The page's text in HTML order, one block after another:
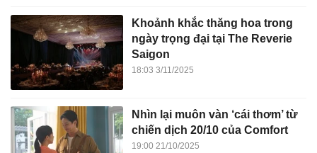
Khoảnh khắc thăng hoa trong
ngày trọng đại tại The Reverie
Saigon
18:03 3/11/2025
Nhìn lại muôn vàn ‘cái thơm’ từ
chiến dịch 20/10 của Comfort
19:00 21/10/2025